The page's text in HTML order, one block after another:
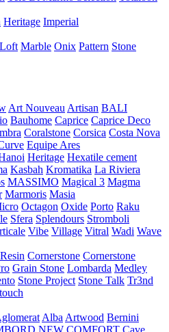
Heritage Imperial
Loft Marble Onix Pattern Stone
Art Nouveau Artisan BALI
Bauhome Caprice Caprice Deco
Coralstone Corsica Costa Nova
Equipe Ares
Heritage Hexatile cement
Kasbah Kromatika La Riviera
MASSIMO Magical 3 Magma
Marmoris Masia
Octagon Oxide Porto Raku
Sfera Splendours Stromboli
Vibe Village Vitral Wadi Wave
Cornerstone Cornerstone
Grain Stone Lombarda Medley
Stone Project Stone Talk Tr3nd
Alba Artwood Bernini